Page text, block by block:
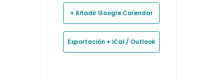
+ Añadir Google Calendar
Exportación + iCal / Outlook